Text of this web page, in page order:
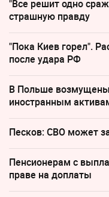
"Все решит одно
страшную правду
"Пока Киев горел".
после удара РФ
В Польше
иностранным
Песков: СВО может
Пенсионерам с
праве на доплаты